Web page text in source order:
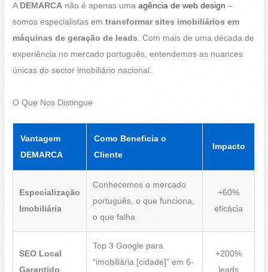
A DEMARCA não é apenas umaagência de web design –
somos especialistas emtransformar sites imobiliários em
máquinas de geração de leads . Com mais de uma década de
experiência no mercado português, entendemos as nuances
únicas do sector imobiliário nacional.
O Que Nos Distingue
Vantagem
DEMARCA
Como Beneficia o
Cliente
Impacto
Especialização
Imobiliária
Conhecemos o mercado
português, o que funciona,
o que falha
+60%
eficácia
SEO Local
Garantido
Top 3 Google para
“imobiliária [cidade]” em 6-
+200%
leads